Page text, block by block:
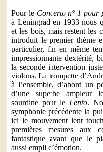
Pour le Concerto n° 1 pour
à Leningrad en 1933 nous
et les bois, mais restent les
introduit le premier thème
particulier, fin en même
impressionnante dextérité,
la seconde intervention
violons. La trompette
à l’ensemble, d’abord un
d’une superbe ampleur
sourdine pour le Lento.
symphonie précédente la
ici le mouvement lent
premières mesures aux
fantastique avant que le
aussi empli d’émotion.